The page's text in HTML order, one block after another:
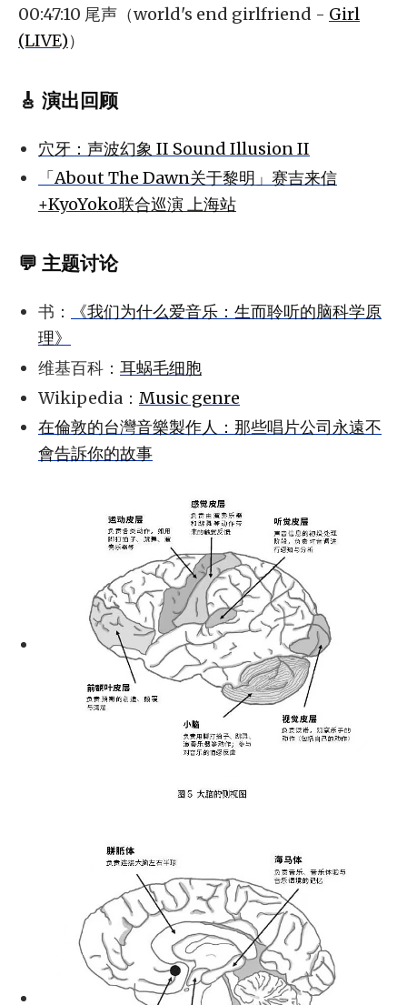
00:47:10 尾声（world's end girlfriend - Girl
(LIVE)）
🎸 演出回顾
穴牙：声波幻象 II Sound Illusion II
「About The Dawn关于黎明」赛吉来信
+KyoYoko联合巡演 上海站
💬 主题讨论
书：
《我们为什么爱音乐：生而聆听的脑科学原
理》
维基百科： 耳蜗毛细胞
Wikipedia： Music genre
在倫敦的台灣音樂製作人：那些唱片公司永遠不
會告訴你的故事